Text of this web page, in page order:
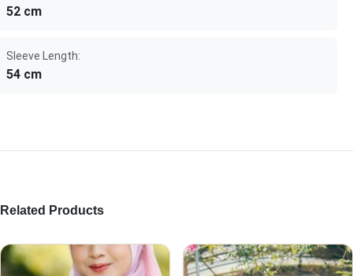
52 cm
Sleeve Length:
54 cm
Related Products